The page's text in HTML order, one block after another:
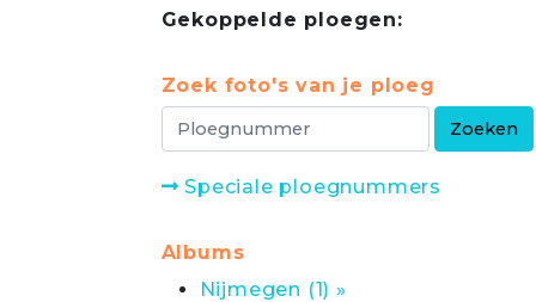
Gekoppelde ploegen:
Zoek foto's van je ploeg
Speciale ploegnummers
Albums
Nijmegen (1) »